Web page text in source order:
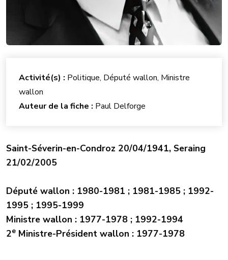
Saint-Séverin-en-Condroz 20/04/1941, Seraing
21/02/2005
Député wallon : 1980-1981 ; 1981-1985 ; 1992-
1995 ; 1995-1999
Ministre wallon : 1977-1978 ; 1992-1994
2e Ministre-Président wallon : 1977-1978
Activité(s) : Politique, Député wallon, Ministre
wallon
Auteur de la fiche : Paul Delforge